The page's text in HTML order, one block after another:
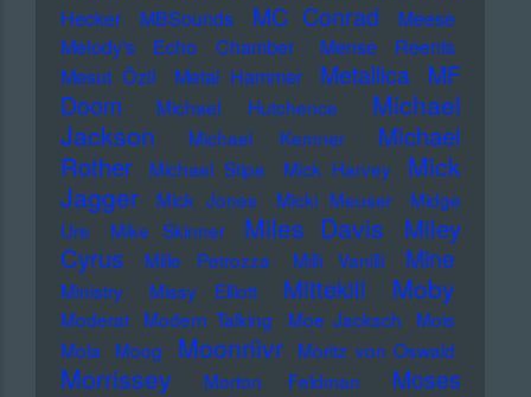
Hecker
MBSounds MC Conrad
Meese
Melody's Echo Chamber
Mense Reents
Mesut Özil
Metal Hammer Metallica MF
Doom
Michael Hutchence
Michael
Jackson
Michael Kemner
Michael
Rother
Michael Stipe Mick Harvey
Mick
Jagger
Mick Jones Micki Meuser
Midge
Ure
Mike Skinner Miles Davis
Miley
Cyrus
Mille Petrozza Milli Vanilli Mine
Ministry Missy Elliott Mittekill Moby
Moderat Modern Talking Moe Jacksch
Mois
Mola
Moog Moonriivr Moritz von Oswald
Morrissey Morton Feldman
Moses